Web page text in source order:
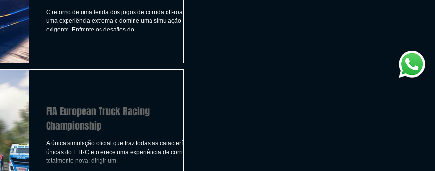
O retorno de uma lenda dos jogos de corrida off-road! Viva
uma experiência extrema e domine uma simulação
exigente. Enfrente os desafios do
FIA European Truck Racing
Championship
A única simulação oficial que traz todas as características
únicas do ETRC e oferece uma experiência de corrida
totalmente nova: dirigir um